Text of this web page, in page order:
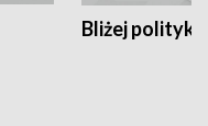
Bliżej polityki